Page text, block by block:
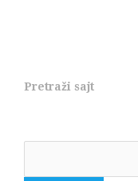
Pretraži sajt